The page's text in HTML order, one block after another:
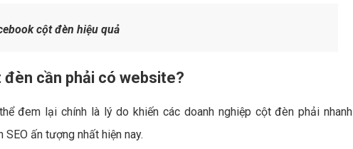
cột đèn hiệu quả
đèn cần phải có website?
đem lại chính là lý do khiến các doanh nghiệp cột đèn phải nhanh
ấn tượng nhất hiện nay.